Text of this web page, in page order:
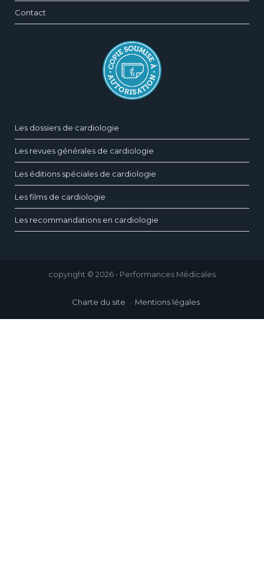
Contact
Les dossiers de cardiologie
Les revues générales de cardiologie
Les éditions spéciales de cardiologie
Les films de cardiologie
Les recommandations en cardiologie
copyright © 2026 • Performances Médicales
Charte du site Mentions légales